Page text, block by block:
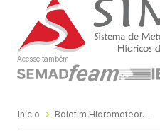
Acesse também
Início Boletim Hidrometeorológico